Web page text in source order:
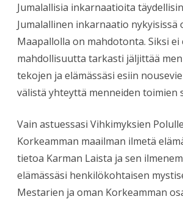
Jumalallisia inkarnaatioita
Jumalallinen inkarnaatio nykyisissä
Maapallolla on mahdotonta. Siksi ei
mahdollisuutta tarkasti jäljittää
tekojen ja elämässäsi esiin
välistä yhteyttä menneiden toimien
Vain astuessasi Vihkimyksien
Korkeamman maailman ilmetä
tietoa Karman Laista ja sen
elämässäsi henkilökohtaisen
Mestarien ja oman Korkeamman